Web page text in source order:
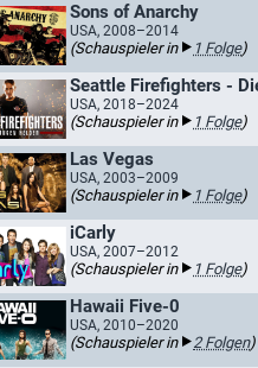
Sons of Anarchy
USA, 2008–2014
(Schauspieler in 1 Folge)
Seattle Firefighters -
USA, 2018–2024
(Schauspieler in 1 Folge)
Las Vegas
USA, 2003–2009
(Schauspieler in 1 Folge)
iCarly
USA, 2007–2012
(Schauspieler in 1 Folge)
Hawaii Five-0
USA, 2010–2020
(Schauspieler in 2 Folgen)